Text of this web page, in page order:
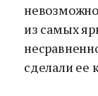
из самых
сделали ее